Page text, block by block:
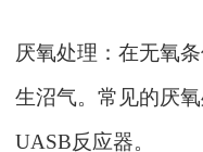
厌氧处理：在无氧
生沼气。常见的厌
UASB反应器。